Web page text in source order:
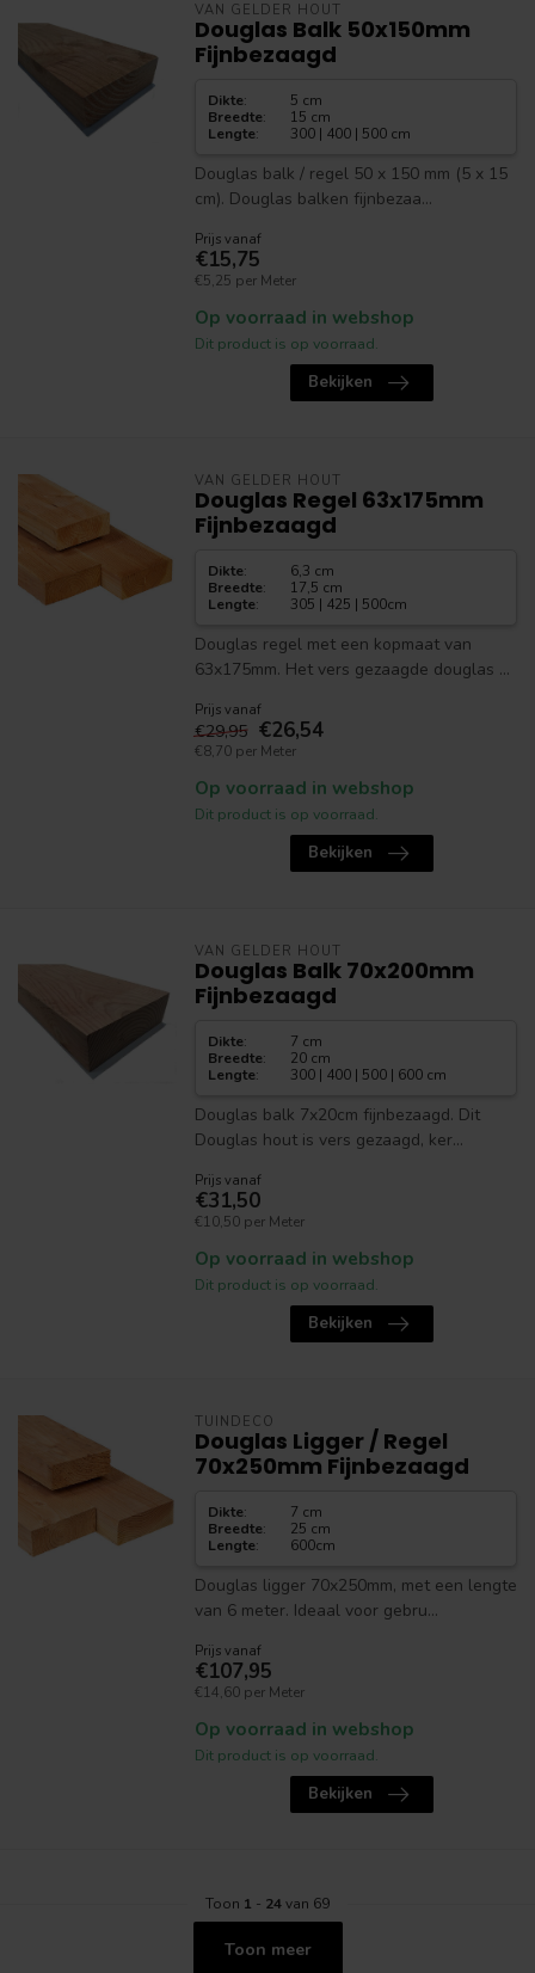
VAN GELDER HOUT
Douglas Balk 50x150mm
Fijnbezaagd
Dikte:
5 cm
Breedte:
15 cm
Lengte: 300 | 400 | 500 cm
Douglas balk / regel 50 x 150 mm (5 x 15
cm). Douglas balken fijnbezaa...
Prijs vanaf
€15,75
€5,25 per Meter
Op voorraad in webshop
Dit product is op voorraad.
Bekijken
VAN GELDER HOUT
Douglas Regel 63x175mm
Fijnbezaagd
Dikte:
6,3 cm
Breedte:
17,5 cm
Lengte: 305 | 425 | 500cm
Douglas regel met een kopmaat van
63x175mm. Het vers gezaagde douglas ...
Prijs vanaf
€29,95 €26,54
€8,70 per Meter
Op voorraad in webshop
Dit product is op voorraad.
Bekijken
VAN GELDER HOUT
Douglas Balk 70x200mm
Fijnbezaagd
Dikte:
7 cm
Breedte:
20 cm
Lengte: 300 | 400 | 500 | 600 cm
Douglas balk 7x20cm fijnbezaagd. Dit
Douglas hout is vers gezaagd, ker...
Prijs vanaf
€31,50
€10,50 per Meter
Op voorraad in webshop
Dit product is op voorraad.
Bekijken
TUINDECO
Douglas Ligger / Regel
70x250mm Fijnbezaagd
Dikte:
7 cm
Breedte:
25 cm
Lengte: 600cm
Douglas ligger 70x250mm, met een lengte
van 6 meter. Ideaal voor gebru...
Prijs vanaf
€107,95
€14,60 per Meter
Op voorraad in webshop
Dit product is op voorraad.
Bekijken
Toon 1 - 24van 69
Toon meer